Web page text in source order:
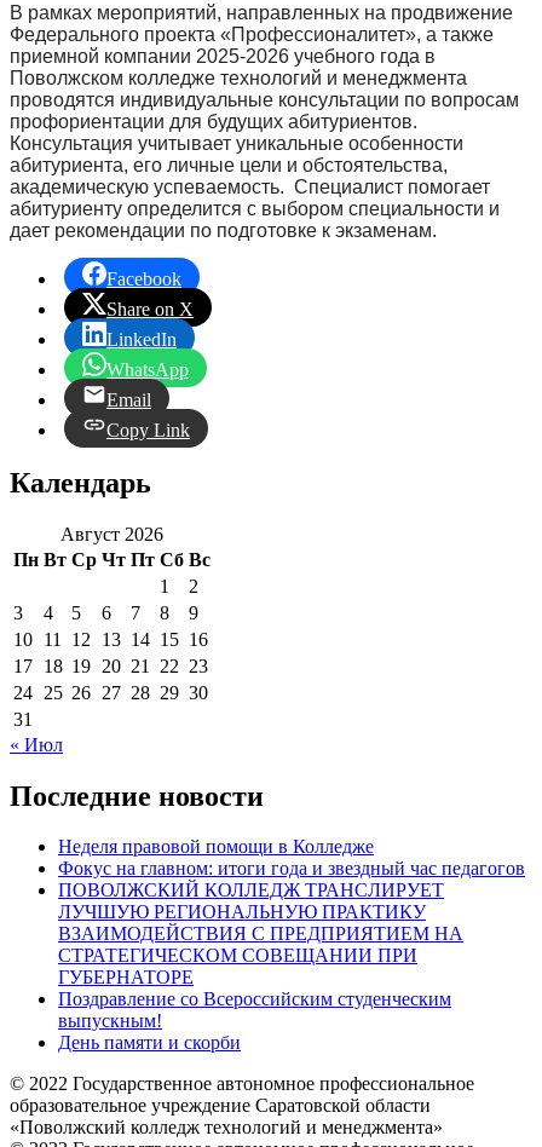
В рамках мероприятий, направленных на продвижение
Федерального проекта «Профессионалитет», а также
приемной компании 2025-2026 учебного года в
Поволжском колледже технологий и менеджмента
проводятся индивидуальные консультации по вопросам
профориентации для будущих абитуриентов.
Консультация учитывает уникальные особенности
абитуриента, его личные цели и обстоятельства,
академическую успеваемость. Специалист помогает
абитуриенту определится с выбором специальности и
дает рекомендации по подготовке к экзаменам.
Facebook
Share on X
LinkedIn
WhatsApp
Email
Copy Link
Календарь
Август 2026
Пн Вт Ср Чт Пт Сб Вс
1
2
3
4 5 6 7 8
9
10 11 12 13 14 15 16
17 18 19 20 21 22 23
24 25 26 27 28 29 30
31
« Июл
Последние новости
Неделя правовой помощи в Колледже
Фокус на главном: итоги года и звездный час педагогов
ПОВОЛЖСКИЙ КОЛЛЕДЖ ТРАНСЛИРУЕТ
ЛУЧШУЮ РЕГИОНАЛЬНУЮ ПРАКТИКУ
ВЗАИМОДЕЙСТВИЯ С ПРЕДПРИЯТИЕМ НА
СТРАТЕГИЧЕСКОМ СОВЕЩАНИИ ПРИ
ГУБЕРНАТОРЕ
Поздравление со Всероссийским студенческим
выпускным!
День памяти и скорби
© 2022 Государственное автономное профессиональное
образовательное учреждение Саратовской области
«Поволжский колледж технологий и менеджмента»